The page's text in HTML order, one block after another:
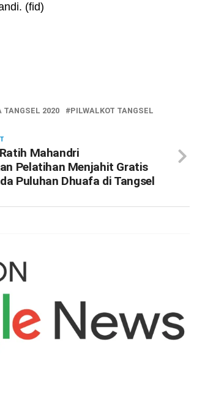
(fid)
TANGSEL 2020 PILWALKOT TANGSEL
Mahandri
Pelatihan Menjahit Gratis
Puluhan Dhuafa di Tangsel